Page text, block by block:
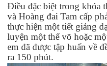
Điều đặc biệt trong khóa
và Hoàng đai Tam cấp
thực hiện một tiết giảng
luyện một thế võ hoặc
em đã được tập huấn về
ra 150 phút.